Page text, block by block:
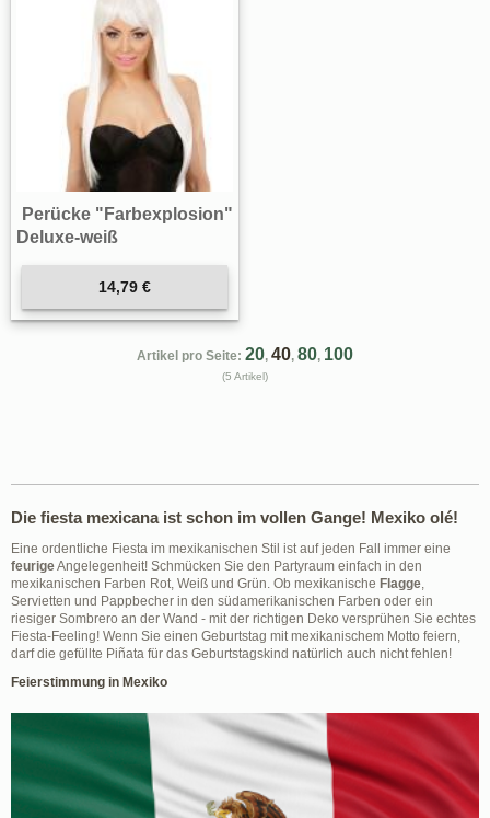
Perücke "Farbexplosion"
Deluxe-weiß
14,79 €
Artikel pro Seite: 20, 40, 80, 100
(5 Artikel)
Die fiesta mexicana ist schon im vollen Gange! Mexiko olé!
Eine ordentliche Fiesta im mexikanischen Stil ist auf jeden Fall immer eine
feurigeAngelegenheit! Schmücken Sie den Partyraum einfach in den
mexikanischen Farben Rot, Weiß und Grün. Ob mexikanische Flagge
Servietten und Pappbecher in den südamerikanischen Farben oder ein
riesiger Sombrero an der Wand - mit der richtigen Deko versprühen Sie echtes
Fiesta-Feeling! Wenn Sie einen Geburtstag mit mexikanischem Motto feiern,
darf die gefüllte Piñata für das Geburtstagskind natürlich auch nicht fehlen!
Feierstimmung in Mexiko